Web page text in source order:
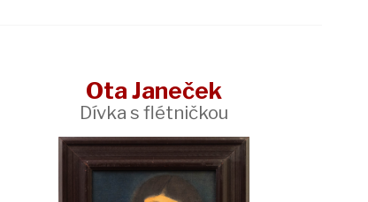
Ota Janeček
Dívka s flétničkou